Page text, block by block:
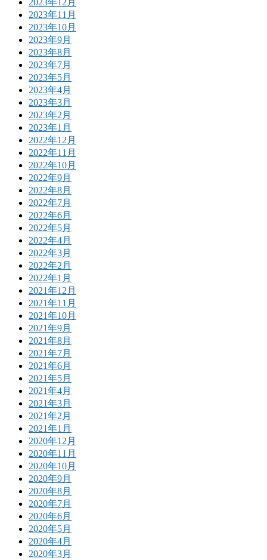
2023年11月
2023年10月
2023年9月
2023年8月
2023年7月
2023年5月
2023年4月
2023年3月
2023年2月
2023年1月
2022年12月
2022年11月
2022年10月
2022年9月
2022年8月
2022年7月
2022年6月
2022年5月
2022年4月
2022年3月
2022年2月
2022年1月
2021年12月
2021年11月
2021年10月
2021年9月
2021年8月
2021年7月
2021年6月
2021年5月
2021年4月
2021年3月
2021年2月
2021年1月
2020年12月
2020年11月
2020年10月
2020年9月
2020年8月
2020年7月
2020年6月
2020年5月
2020年4月
2020年3月